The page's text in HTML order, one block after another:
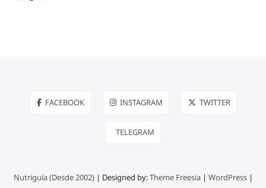
FACEBOOK INSTAGRAM TWITTER
TELEGRAM
Nutriguía (Desde 2002)| Designed by:Theme Freesia| WordPress|